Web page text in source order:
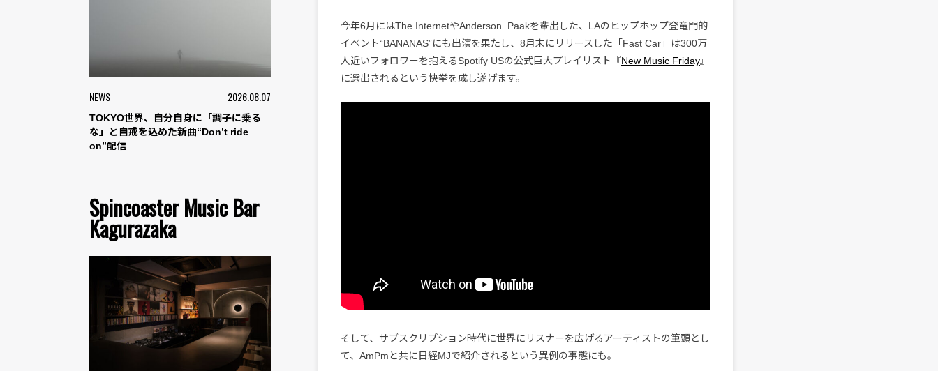
NEWS 2026.08.07
TOKYO世界、自分自身に「調子に乗る
な」と自戒を込めた新曲“Don’t ride
on”配信
Spincoaster Music Bar
Kagurazaka
今年6月にはThe InternetやAnderson .Paakを輩出した、LAのヒップホップ登竜門的
イベント“BANANAS”にも出演を果たし、8月末にリリースした「Fast Car」は300万
人近いフォロワーを抱えるSpotify USの公式巨大プレイリスト『New Music Friday』
に選出されるという快挙を成し遂げます。
そして、サブスクリプション時代に世界にリスナーを広げるアーティストの筆頭とし
て、AmPmと共に日経MJで紹介されるという異例の事態にも。